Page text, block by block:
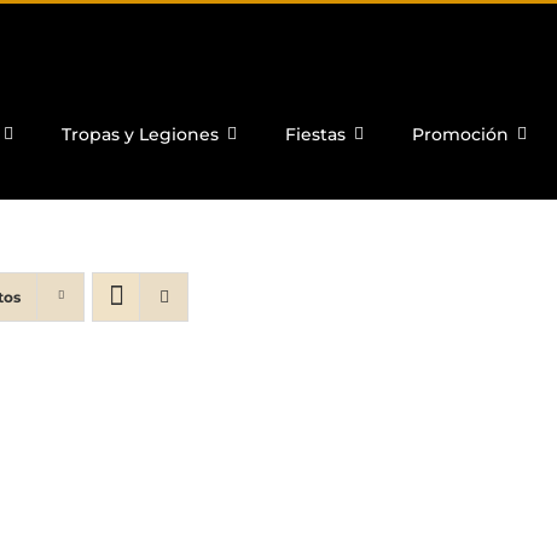
Tropas y Legiones Fiestas Promoción